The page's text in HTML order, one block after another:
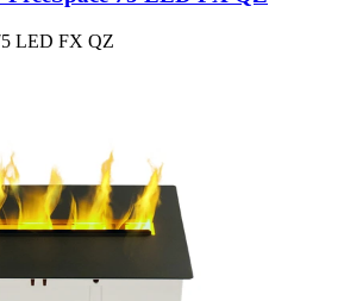
LED FX QZ